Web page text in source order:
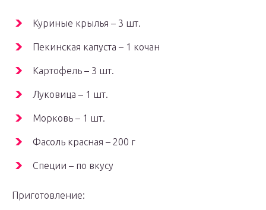
Куриные крылья – 3 шт.
Пекинская капуста – 1 кочан
Картофель – 3 шт.
Луковица – 1 шт.
Морковь – 1 шт.
Фасоль красная – 200 г
Специи – по вкусу
Приготовление: